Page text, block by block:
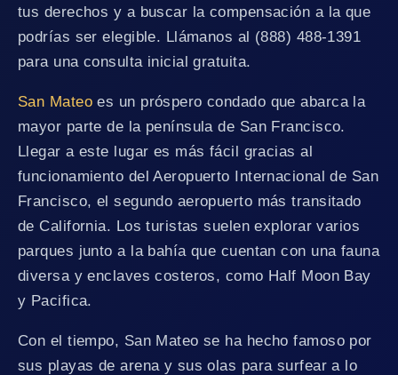
tus derechos y a buscar la compensación a la que
podrías ser elegible. Llámanos al (888) 488-1391
para una consulta inicial gratuita.
San Mateoes un próspero condado que abarca la
mayor parte de la península de San Francisco.
Llegar a este lugar es más fácil gracias al
funcionamiento del Aeropuerto Internacional de San
Francisco, el segundo aeropuerto más transitado
de California. Los turistas suelen explorar varios
parques junto a la bahía que cuentan con una fauna
diversa y enclaves costeros, como Half Moon Bay
y Pacifica.
Con el tiempo, San Mateo se ha hecho famoso por
sus playas de arena y sus olas para surfear a lo